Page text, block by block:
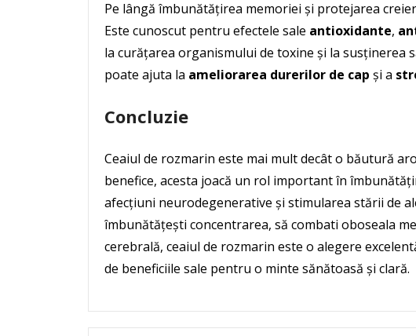
Pe lângă îmbunătățirea memoriei și protejarea
Este cunoscut pentru efectele sale antioxidante,
la curățarea organismului de toxine și la susținerea
poate ajuta la ameliorarea durerilor de cap și a
Concluzie
Ceaiul de rozmarin este mai mult decât o băutură
benefice, acesta joacă un rol important în
afecțiuni neurodegenerative și stimularea stării de
îmbunătățești concentrarea, să combati oboseala
cerebrală, ceaiul de rozmarin este o alegere
de beneficiile sale pentru o minte sănătoasă și clară.